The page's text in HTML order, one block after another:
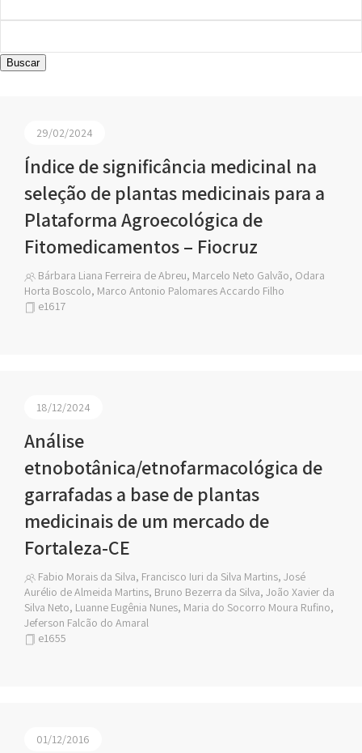
Buscar
29/02/2024
Índice de significância medicinal na
seleção de plantas medicinais para a
Plataforma Agroecológica de
Fitomedicamentos – Fiocruz
Bárbara Liana Ferreira de Abreu, Marcelo Neto Galvão, Odara
Horta Boscolo, Marco Antonio Palomares Accardo Filho
e1617
18/12/2024
Análise
etnobotânica/etnofarmacológica de
garrafadas a base de plantas
medicinais de um mercado de
Fortaleza-CE
Fabio Morais da Silva, Francisco Iuri da Silva Martins, José
Aurélio de Almeida Martins, Bruno Bezerra da Silva, João Xavier da
Silva Neto, Luanne Eugênia Nunes, Maria do Socorro Moura Rufino,
Jeferson Falcão do Amaral
e1655
01/12/2016